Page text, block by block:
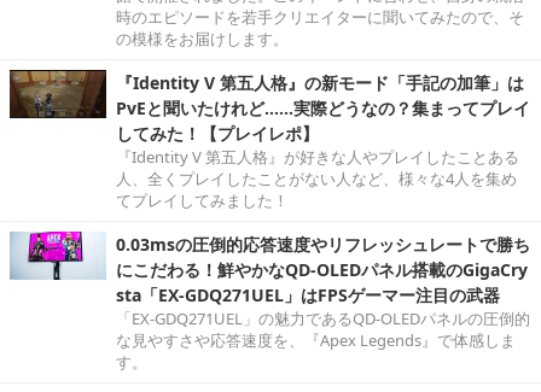
時のエピソードを若手クリエイターに聞いてみたので、そ
の模様をお届けします。
『Identity V 第五人格』の新モード「手記の加筆」は
PvEと聞いたけれど……実際どうなの？集まってプレイ
してみた！【プレイレポ】
『Identity V 第五人格』が好きな人やプレイしたことある
人、全くプレイしたことがない人など、様々な4人を集め
てプレイしてみました！
0.03msの圧倒的応答速度やリフレッシュレートで勝ち
にこだわる！鮮やかなQD-OLEDパネル搭載のGigaCry
sta「EX-GDQ271UEL」はFPSゲーマー注目の武器
「EX-GDQ271UEL」の魅力であるQD-OLEDパネルの圧倒的
な見やすさや応答速度を、『Apex Legends』で体感しま
す。